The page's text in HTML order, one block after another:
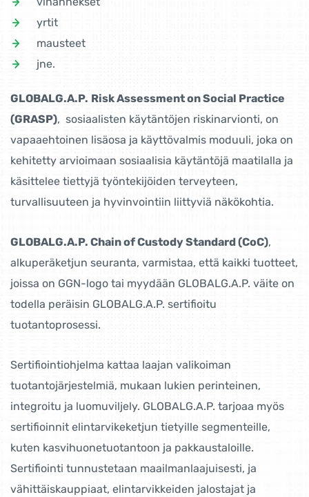
yrtit
mausteet
jne.
GLOBALG.A.P. Risk Assessment on Social Practice
(GRASP), sosiaalisten käytäntöjen riskinarvionti, on
vapaaehtoinen lisäosa ja käyttövalmis moduuli, joka on
kehitetty arvioimaan sosiaalisia käytäntöjä maatilalla ja
käsittelee tiettyjä työntekijöiden terveyteen,
turvallisuuteen ja hyvinvointiin liittyviä näkökohtia.
GLOBALG.A.P. Chain of Custody Standard (CoC),
alkuperäketjun seuranta, varmistaa, että kaikki tuotteet,
joissa on GGN-logo tai myydään GLOBALG.A.P. väite on
todella peräisin GLOBALG.A.P. sertifioitu
tuotantoprosessi.
Sertifiointiohjelma kattaa laajan valikoiman
tuotantojärjestelmiä, mukaan lukien perinteinen,
integroitu ja luomuviljely. GLOBALG.A.P. tarjoaa myös
sertifioinnit elintarvikeketjun tietyille segmenteille,
kuten kasvihuonetuotantoon ja pakkaustaloille.
Sertifiointi tunnustetaan maailmanlaajuisesti, ja
vähittäiskauppiaat, elintarvikkeiden jalostajat ja